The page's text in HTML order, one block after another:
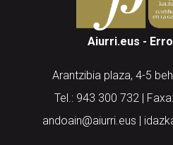
Aiurri.eus -
Arantzibia plaza, 4-5
Tel.: 943 300 732 |
andoain@aiurri.eus |